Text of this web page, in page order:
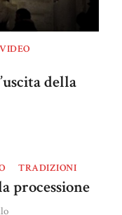
della
TRADIZIONI
processione